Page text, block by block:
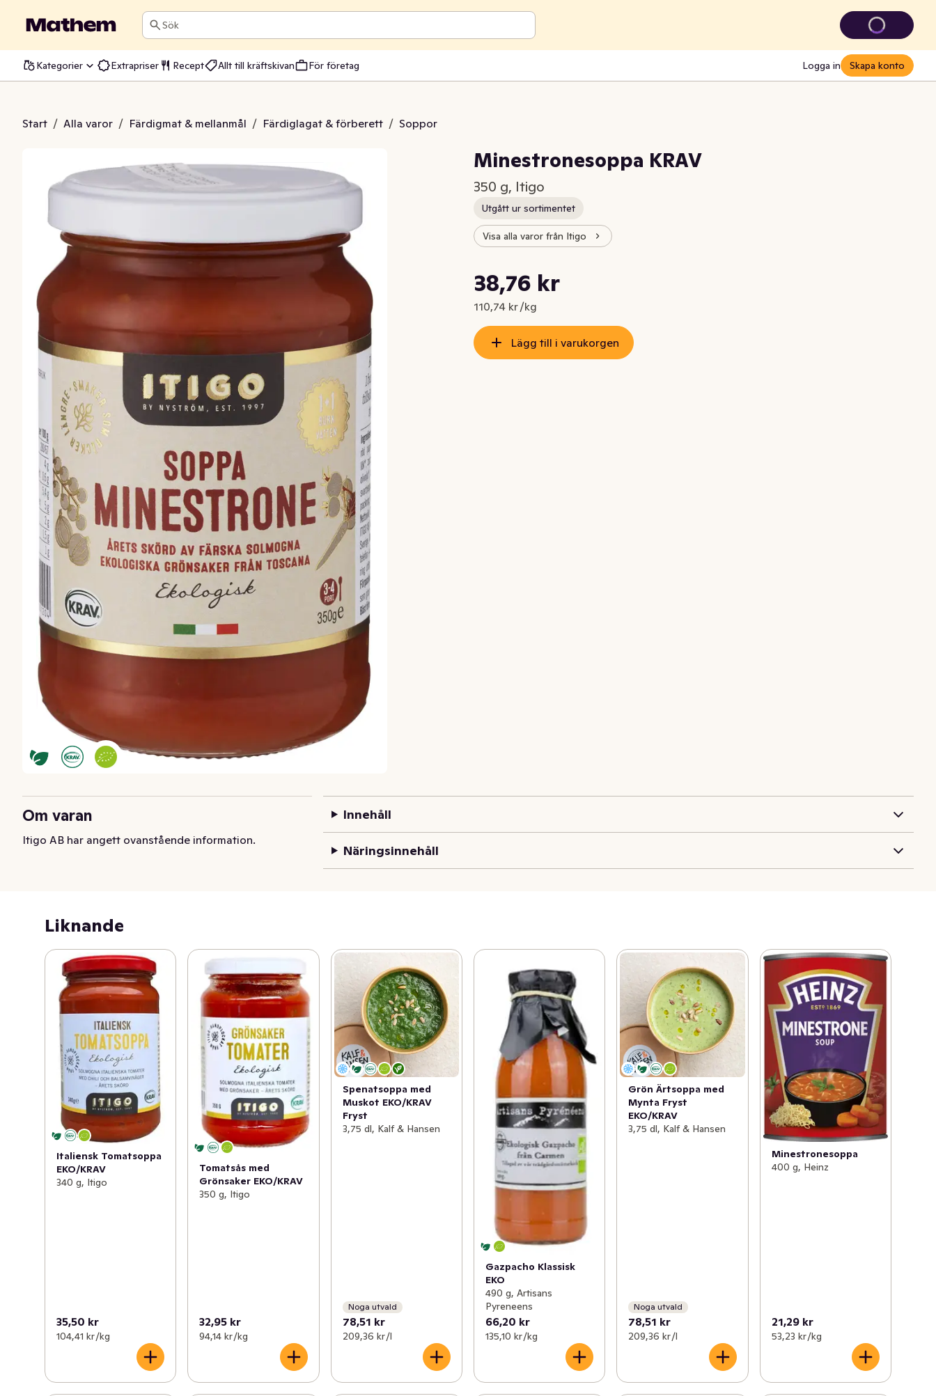
Sök
Kategorier Extrapriser Recept Allt till kräftskivan För företag Logga in Skapa konto
Start / Alla varor / Färdigmat & mellanmål / Färdiglagat & förberett / Soppor
KRAV
Minestronesoppa KRAV
350 g, Itigo
Utgått ur sortimentet
Visa alla varor från Itigo
Nuvarande pris är: 38,76 kr
38,76 kr
110,74 kr /kg
Styckpris: 110,74 kr /kg
Lägg till i varukorgen
Om varan
Itigo AB har angett ovanstående information.
Innehåll
Näringsinnehåll
Liknande
Italiensk Tomatsoppa
EKO/KRAV
340 g, Itigo
35,50 kr
104,41 kr /kg
Tomatsås med
Grönsaker EKO/KRAV
350 g, Itigo
32,95 kr
94,14 kr /kg
Spenatsoppa med
Muskot EKO/KRAV
Fryst
3,75 dl, Kalf & Hansen
Noga utvald
78,51 kr
209,36 kr /l
Gazpacho Klassisk
EKO
490 g, Artisans
Pyreneens
66,20 kr
135,10 kr /kg
Grön Ärtsoppa med
Mynta Fryst
EKO/KRAV
3,75 dl, Kalf & Hansen
Noga utvald
78,51 kr
209,36 kr /l
Minestronesoppa
400 g, Heinz
21,29 kr
53,23 kr /kg